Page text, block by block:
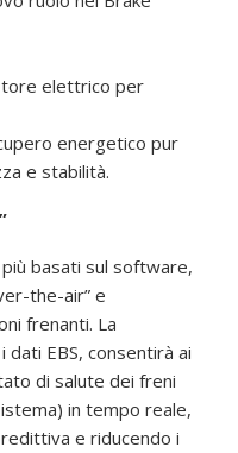
elettrico per
energetico pur
e stabilità.
basati sul software,
the-air” e
frenanti. La
EBS, consentirà ai
di salute dei freni
in tempo reale,
e riducendo i